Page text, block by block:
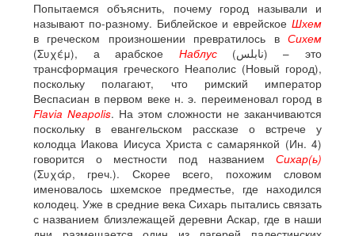
Попытаемся объяснить, почему город называли и
называют по-разному. Библейское и еврейское Шхем
в греческом произношении превратилось в Сихем
(Συχέμ), а арабское Наблус(نابلس) – это
трансформация греческого Неаполис (Новый город),
поскольку полагают, что римский император
Веспасиан в первом веке н. э. переименовал город в
Flavia Neapolis. На этом сложности не заканчиваются
поскольку в евангельском рассказе о встрече у
колодца Иакова Иисуса Христа с самарянкой (Ин. 4)
говорится о местности под названием Сихар(ь)
(Συχάρ, греч.). Скорее всего, похожим словом
именовалось шхемское предместье, где находился
колодец. Уже в средние века Сихарь пытались связать
с названием близлежащей деревни Аскар, где в наши